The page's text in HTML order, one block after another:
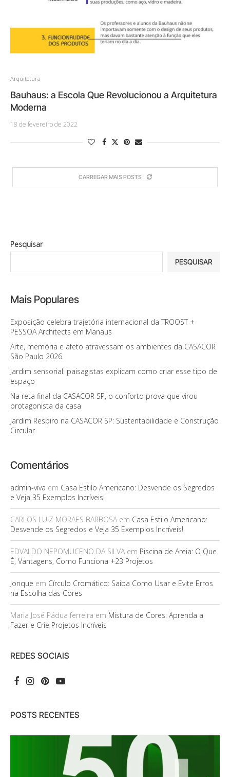
Arquitetura
Bauhaus: a Escola Que Revolucionou a Arquitetura
Moderna
18 de fevereiro de 2022
CARREGAR MAIS POSTS
Pesquisar
PESQUISAR
Mais Populares
Exposição celebra trajetória internacional da TROOST +
PESSOA Architects em Manaus
Arte, memória e afeto atravessam os ambientes da CASACOR
São Paulo 2026
Jardim sensorial: paisagistas explicam como criar esse tipo de
espaço
Na reta final da CASACOR SP, o conforto prova que virou
protagonista da casa
Jardim Respiro na CASACOR SP: Sustentabilidade e Construção
Circular
Comentários
admin-viva em Casa Estilo Americano: Desvende os Segredos
e Veja 35 Exemplos Incríveis!
CARLOS LUIZ MORAES BARBOSAem Casa Estilo Americano:
Desvende os Segredos e Veja 35 Exemplos Incríveis!
EDVALDO NEPOMUCENO DA SILVAem Piscina de Areia: O Que
É, Vantagens, Como Funciona +23 Projetos
Jonque em Círculo Cromático: Saiba Como Usar e Evite Erros
na Escolha das Cores
Maria José Pádua ferreira em Mistura de Cores: Aprenda a
Fazer e Crie Projetos Incríveis
REDES SOCIAIS
POSTS RECENTES